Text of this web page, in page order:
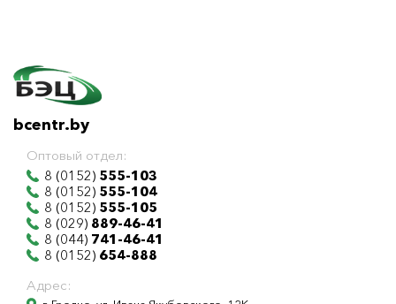
bcentr.by
Оптовый отдел:
8 (0152) 555-103
8 (0152) 555-104
8 (0152) 555-105
8 (029) 889-46-41
8 (044) 741-46-41
8 (0152) 654-888
Адрес: